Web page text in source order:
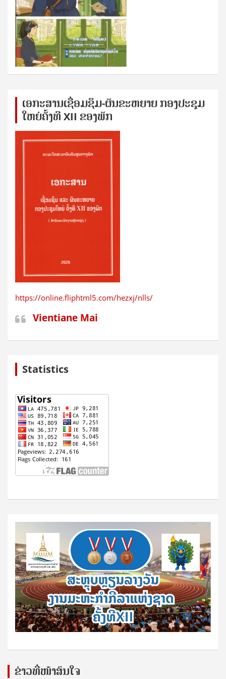
ເອກ​ະ​ສານ​ເຊ​ື່ອມ​ຊ​ຶມ-ຜັນ​ຂະ​ຫ​ຍາຍ ກອງ​ປະ​ຊຸມ​
ໃຫຍ່​ຄັ້ງ​ທີ XII ຂອງ​ພັກ
https://online.fliphtml5.com/hezxj/nlls/
Vientiane Mai
Statistics
ຂ່າວທີ່ໜ້າສົນໃຈ